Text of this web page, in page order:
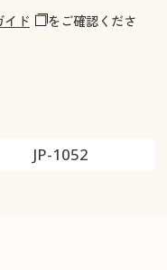
イド
をご確認くださ
JP-1052